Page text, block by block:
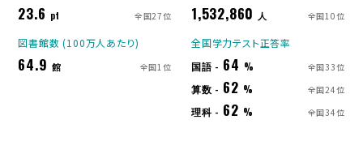
23.6 pt 全国27位 1,532,860 人 全国10位
図書館数 (100万人あたり)
64.9 館 全国1位
全国学力テスト正答率
国語 - 64 % 全国33位
算数 - 62 % 全国24位
理科 - 62 % 全国34位